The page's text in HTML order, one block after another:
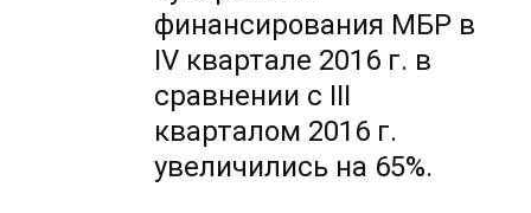
финансирования МБР в
IV квартале 2016 г. в
сравнении с III
кварталом 2016 г.
увеличились на 65%.